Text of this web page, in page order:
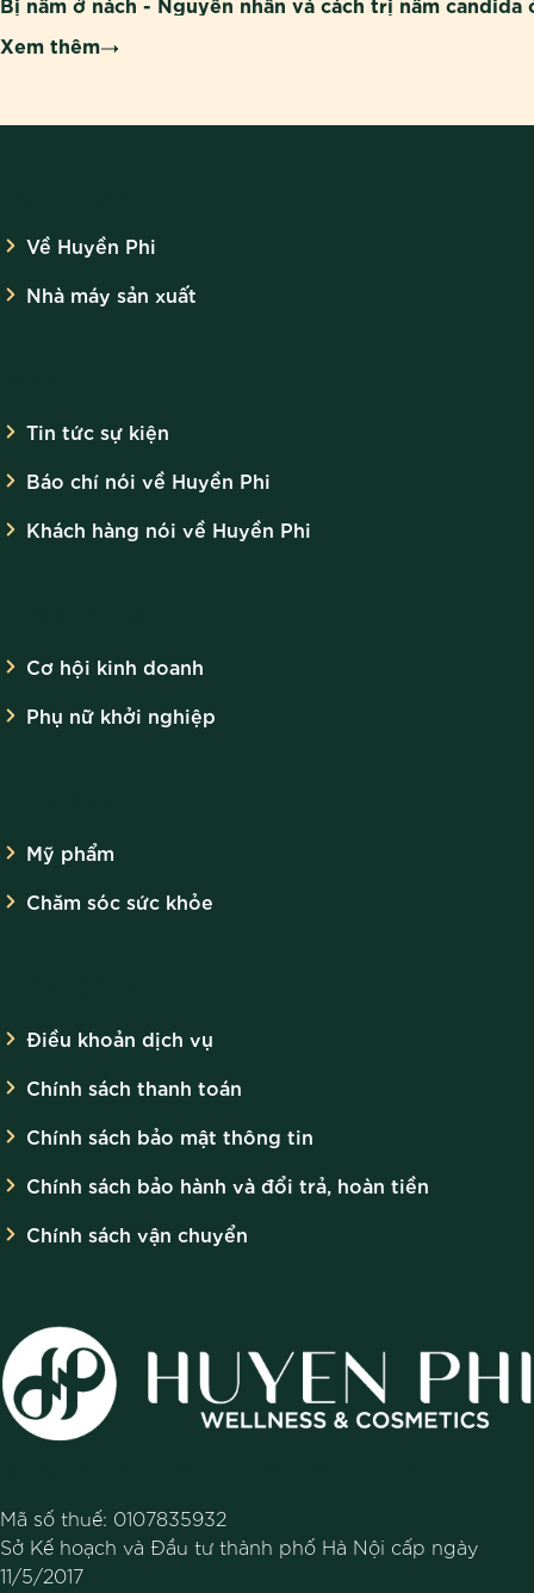
Xem thêm
Về Huyền Phi
Nhà máy sản xuất
Tin tức sự kiện
Báo chí nói về Huyền Phi
Khách hàng nói về Huyền Phi
Cơ hội kinh doanh
Phụ nữ khởi nghiệp
Mỹ phẩm
Chăm sóc sức khỏe
Điều khoản dịch vụ
Chính sách thanh toán
Chính sách bảo mật thông tin
Chính sách bảo hành và đổi trả, hoàn tiền
Chính sách vận chuyển
Mã số thuế: 0107835932
Sở Kế hoạch và Đầu tư thành phố Hà Nội cấp ngày
11/5/2017